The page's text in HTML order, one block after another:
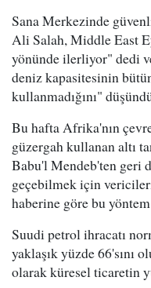
Sana Merkezinde
Ali Salah, Middle East
yönünde ilerliyor" dedi
deniz kapasitesinin
kullanmadığını"
Bu hafta Afrika'nın
güzergah kullanan altı
Babu'l Mendeb'ten geri
geçebilmek için
haberine göre bu
Suudi petrol ihracatı
yaklaşık yüzde 66'sını
olarak küresel ticaretin